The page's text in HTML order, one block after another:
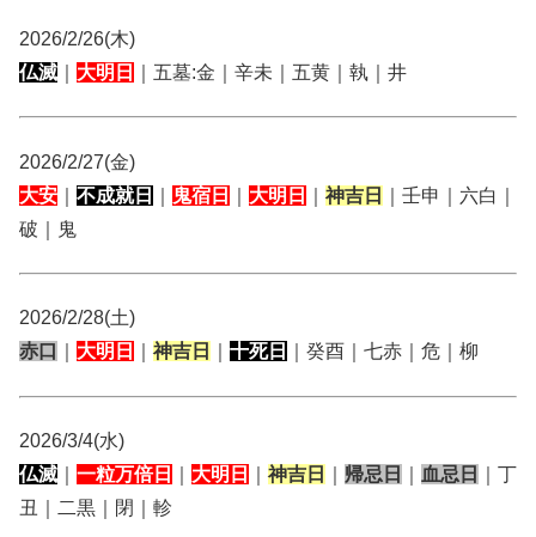
2026/2/26(木)
仏滅
大明日 ｜五墓:金｜辛未｜五黄｜執｜井
2026/2/27(金)
大安
不成就日 鬼宿日 大明日 神吉日
｜壬申｜六白｜
破｜鬼
2026/2/28(土)
赤口
大明日 神吉日 十死日 ｜癸酉｜七赤｜危｜柳
2026/3/4(水)
仏滅
一粒万倍日 大明日 神吉日 帰忌日 血忌日
｜丁
丑｜二黒｜閉｜軫